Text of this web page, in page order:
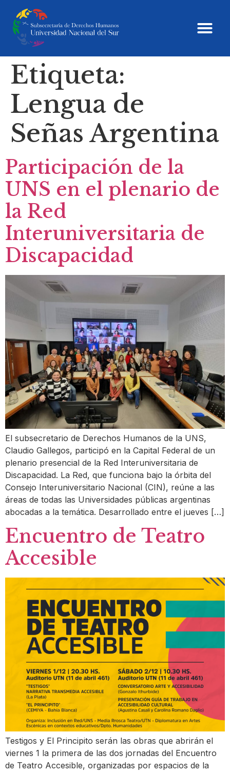
Etiqueta:
Lengua de
Señas Argentina
Participación de la
UNS en el plenario de
la Red
Interuniversitaria de
Discapacidad
El subsecretario de Derechos Humanos de la UNS,
Claudio Gallegos, participó en la Capital Federal de un
plenario presencial de la Red Interuniversitaria de
Discapacidad. La Red, que funciona bajo la órbita del
Consejo Interuniversitario Nacional (CIN), reúne a las
áreas de todas las Universidades públicas argentinas
abocadas a la temática. Desarrollado entre el jueves […]
Encuentro de Teatro
Accesible
Testigos y El Principito serán las obras que abrirán el
viernes 1 la primera de las dos jornadas del Encuentro
de Teatro Accesible, organizadas por espacios de la